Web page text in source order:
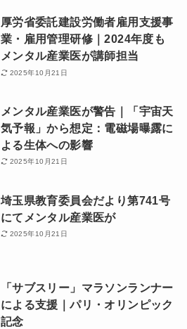
厚労省委託建設労働者雇用支援事
業・雇用管理研修｜2024年度も
メンタル産業医が講師担当
2025年10月21日
メンタル産業医が警告｜「宇宙天
気予報」から想定：電磁場曝露に
よる生体への影響
2025年10月21日
埼玉県教育委員会だより第741号
にてメンタル産業医が
2025年10月21日
「サブスリー」マラソンランナー
による支援｜パリ・オリンピック
記念